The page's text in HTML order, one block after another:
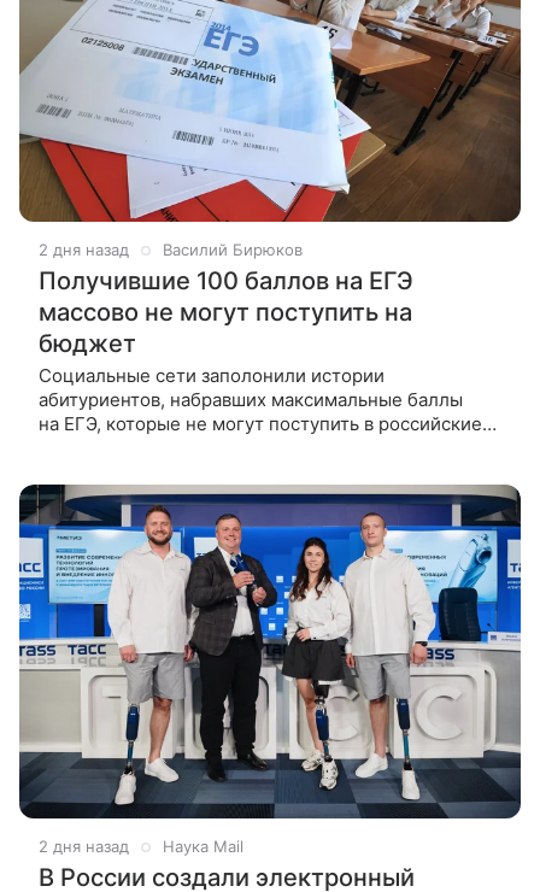
2 дня назад Василий Бирюков
Получившие 100 баллов на ЕГЭ
массово не могут поступить на
бюджет
Социальные сети заполонили истории
абитуриентов, набравших максимальные баллы
на ЕГЭ, которые не могут поступить в российские
2 дня назад Наука Mail
В России создали электронный